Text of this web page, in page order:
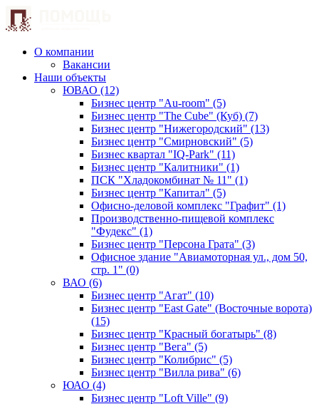
О компании
Вакансии
Наши объекты
ЮВАО (12)
Бизнес центр "Au-room" (5)
Бизнес центр "The Cube" (Куб) (7)
Бизнес центр "Нижегородский" (13)
Бизнес центр "Смирновский" (5)
Бизнес квартал "IQ-Park" (11)
Бизнес центр "Калитники" (1)
ПСК "Хладокомбинат № 11" (1)
Бизнес центр "Капитал" (5)
Офисно-деловой комплекс "Графит" (1)
Производственно-пищевой комплекс
"Фудекс" (1)
Бизнес центр "Персона Грата" (3)
Офисное здание "Авиамоторная ул., дом 50,
стр. 1" (0)
ВАО (6)
Бизнес центр "Агат" (10)
Бизнес центр "East Gate" (Восточные ворота)
(15)
Бизнес центр "Красный богатырь" (8)
Бизнес центр "Вега" (5)
Бизнес центр "Колибрис" (5)
Бизнес центр "Вилла рива" (6)
ЮАО (4)
Бизнес центр "Loft Ville" (9)